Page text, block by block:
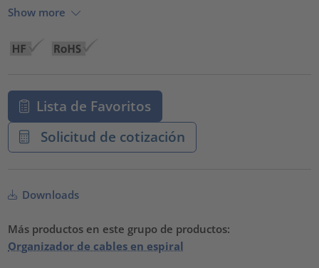
Show more
Lista de Favoritos
Solicitud de cotización
Downloads
Más productos en este grupo de productos:
Organizador de cables en espiral